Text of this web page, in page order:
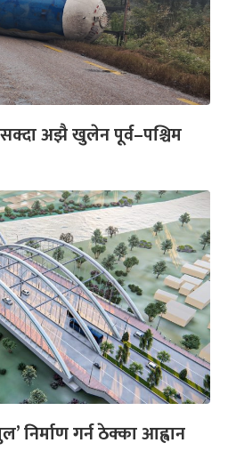
अझै खुलेन पूर्व–पश्चिम
निर्माण गर्न ठेक्का आह्वान